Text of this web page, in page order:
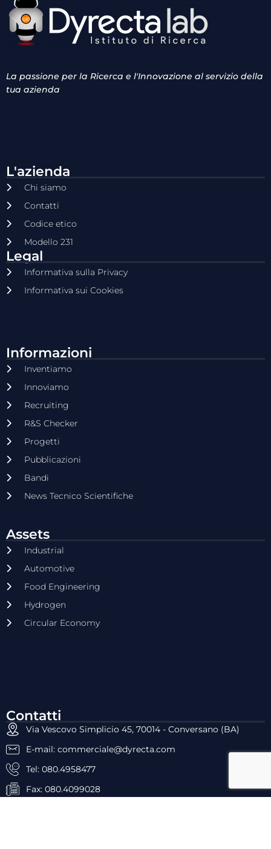
La passione per la Ricerca e l'Innovazione al servizio della
tua azienda
L'azienda
Chi siamo
Contatti
Codice etico
Modello 231
Legal
Informativa sulla Privacy
Informativa sui Cookies
Informazioni
Inventiamo
Innoviamo
Recruiting
R&S Checker
Progetti
Pubblicazioni
Bandi
News Tecnico Scientifiche
Assets
Industrial
Automotive
Food Engineering
Hydrogen
Circular Economy
Contatti
Via Vescovo Simplicio 45, 70014 - Conversano (BA)
E-mail: commerciale@dyrecta.com
Tel: 080.4958477
Fax: 080.4099028